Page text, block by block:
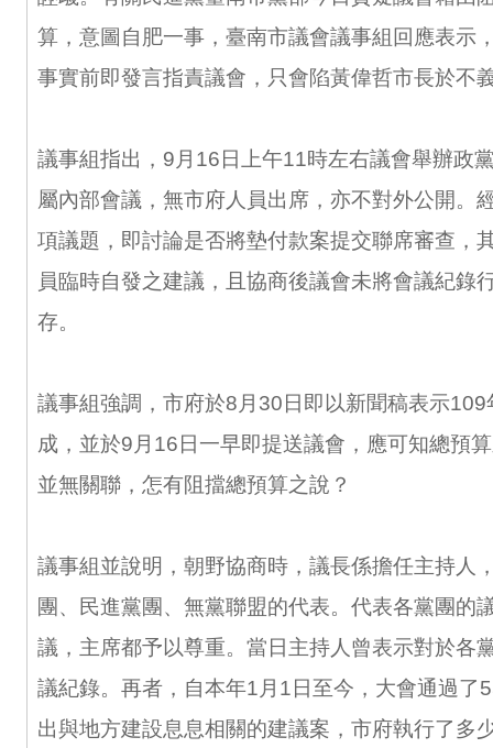
算，意圖自肥一事，臺南市議會議事組回應表示
事實前即發言指責議會，只會陷黃偉哲市長於不
議事組指出，9月16日上午11時左右議會舉辦政
屬內部會議，無市府人員出席，亦不對外公開。
項議題，即討論是否將墊付款案提交聯席審查，
員臨時自發之建議，且協商後議會未將會議紀錄
存。
議事組強調，市府於8月30日即以新聞稿表示
成，並於9月16日一早即提送議會，應可知總預
並無關聯，怎有阻擋總預算之說？
議事組並說明，朝野協商時，議長係擔任主持人
團、民進黨團、無黨聯盟的代表。代表各黨團的
議，主席都予以尊重。當日主持人曾表示對於各
議紀錄。再者，自本年1月1日至今，大會通過了
出與地方建設息息相關的建議案，市府執行了多